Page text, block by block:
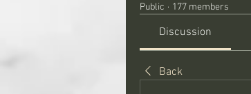
Public · 177 members
Discussion
Back